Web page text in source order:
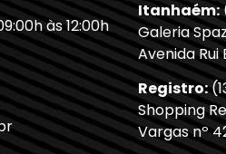
às 12:00h
Itanhaém:
Galeria
Avenida Rui
Registro:
Shopping
Vargas nº